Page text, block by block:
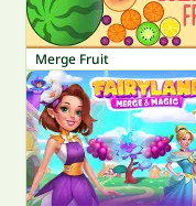
Merge Fruit